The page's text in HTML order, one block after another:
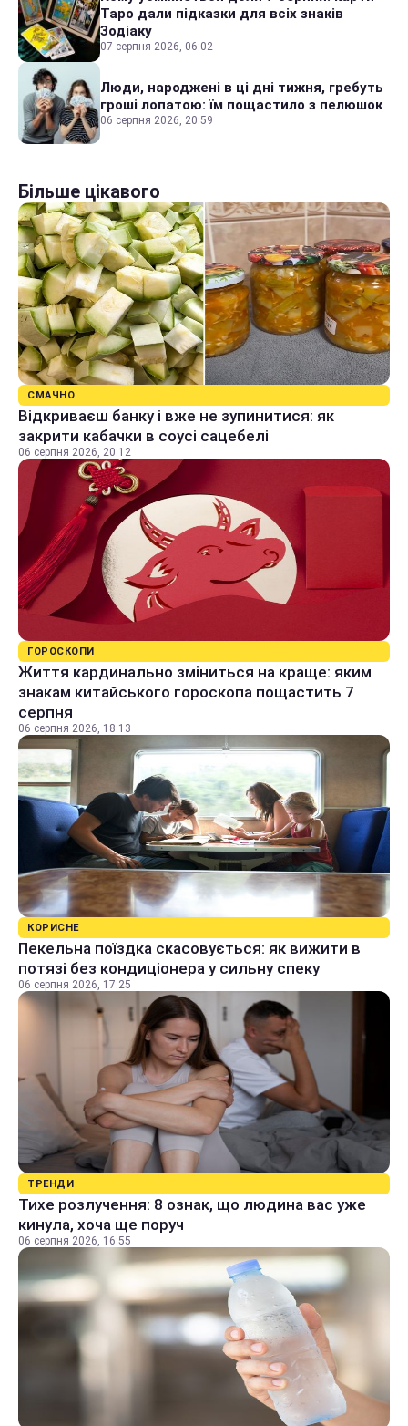
Таро дали підказки для всіх знаків
Зодіаку
07 серпня 2026, 06:02
Люди, народжені в ці дні тижня, гребуть
гроші лопатою: їм пощастило з пелюшок
06 серпня 2026, 20:59
Більше цікавого
СМАЧНО
Відкриваєш банку і вже не зупинитися: як
закрити кабачки в соусі сацебелі
06 серпня 2026, 20:12
ГОРОСКОПИ
Життя кардинально зміниться на краще: яким
знакам китайського гороскопа пощастить 7
серпня
06 серпня 2026, 18:13
КОРИСНЕ
Пекельна поїздка скасовується: як вижити в
потязі без кондиціонера у сильну спеку
06 серпня 2026, 17:25
ТРЕНДИ
Тихе розлучення: 8 ознак, що людина вас уже
кинула, хоча ще поруч
06 серпня 2026, 16:55